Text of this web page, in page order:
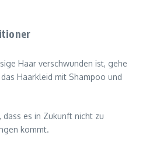
Haar verschwunden ist, gehe
Haarkleid mit Shampoo und
es in Zukunft nicht zu
kommt.